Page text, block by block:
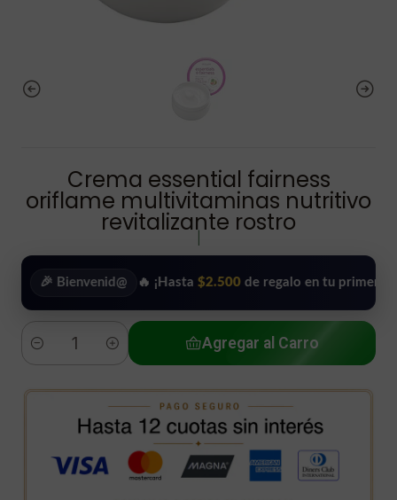
Crema essential fairness
oriflame multivitaminas nutritivo
revitalizante rostro
Bienvenid@ 🔥 ¡Hasta $2.500 de regalo en tu primera compra!
Cantidad
Agregar al Carro